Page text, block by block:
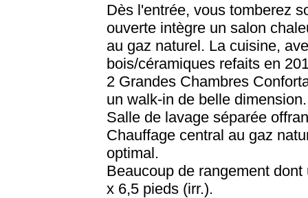
Dès l'entrée, vous tomberez
ouverte intègre un salon
au gaz naturel. La cuisine,
bois/céramiques refaits en
2 Grandes Chambres
un walk-in de belle dimension.
Salle de lavage séparée
Chauffage central au gaz
optimal.
Beaucoup de rangement
x 6,5 pieds (irr.).